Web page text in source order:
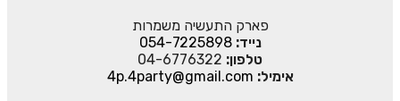
פארק התעשיה משמרות
נייד:054-7225898
טלפון: 04-6776322
אימיל: 4p.4party@gmail.com